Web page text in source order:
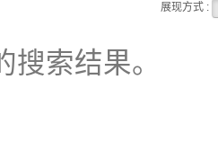
展现方式 :
索结果。